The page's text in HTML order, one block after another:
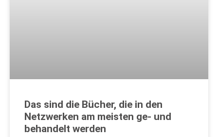
Das sind die Bücher, die in den
Netzwerken am meisten ge- und
behandelt werden